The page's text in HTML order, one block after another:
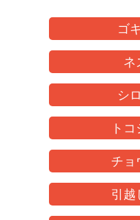
ゴ
ネ
シ
ト
チョ
引越